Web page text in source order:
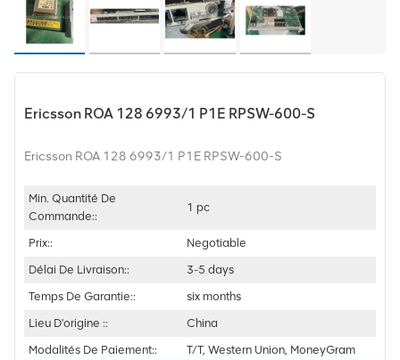
Ericsson ROA 128 6993/1 P1E RPSW-600-S
Ericsson ROA 128 6993/1 P1E RPSW-600-S
Min. Quantité De
Commande::
1 pc
Prix::
Negotiable
Délai De Livraison::
3-5 days
Temps De Garantie::
six months
Lieu D'origine ::
China
Modalités De Paiement::
T/T, Western Union, MoneyGram